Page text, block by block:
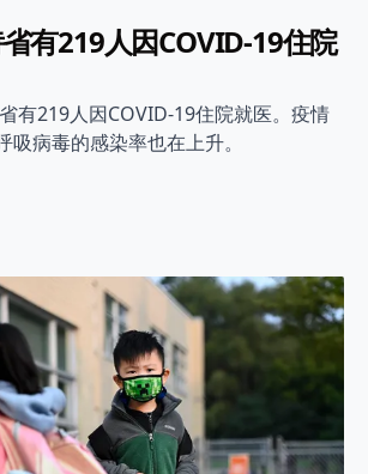
有219人因COVID-19住院
有219人因COVID-19住院就医。疫情
吸病毒的感染率也在上升。